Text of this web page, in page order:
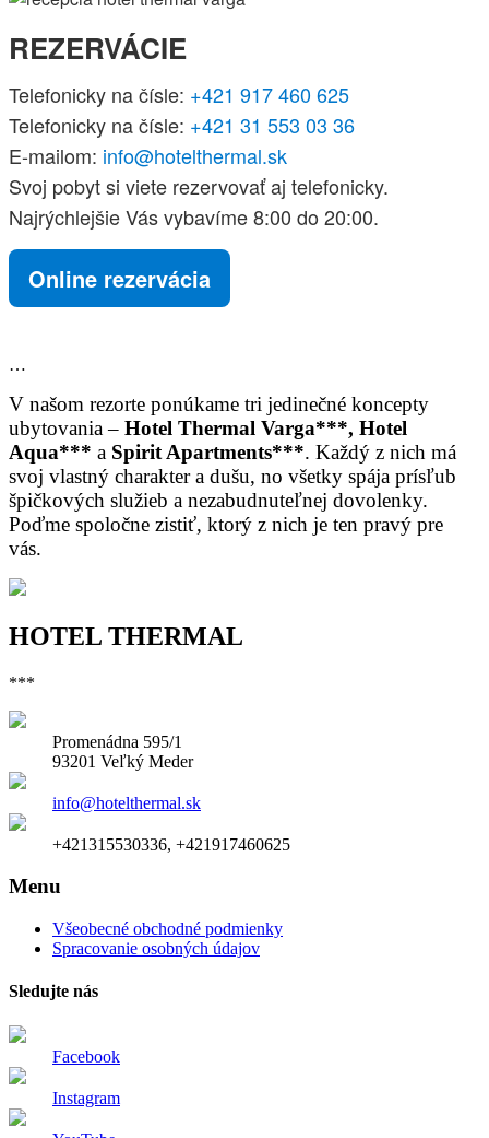
REZERVÁCIE
Telefonicky na čísle: +421 917 460 625
Telefonicky na čísle: +421 31 553 03 36
E-mailom: info@hotelthermal.sk
Svoj pobyt si viete rezervovať aj telefonicky.
Najrýchlejšie Vás vybavíme 8:00 do 20:00.
Online rezervácia
…
V našom rezorte ponúkame tri jedinečné koncepty
ubytovania – Hotel Thermal Varga***, Hotel
Aqua*** a Spirit Apartments***. Každý z nich má
svoj vlastný charakter a dušu, no všetky spája prísľub
špičkových služieb a nezabudnuteľnej dovolenky.
Poďme spoločne zistiť, ktorý z nich je ten pravý pre
vás.
HOTEL THERMAL
***
Promenádna 595/1
93201 Veľký Meder
info@hotelthermal.sk
+421315530336, +421917460625
Menu
Všeobecné obchodné podmienky
Spracovanie osobných údajov
Sledujte nás
Facebook
Instagram